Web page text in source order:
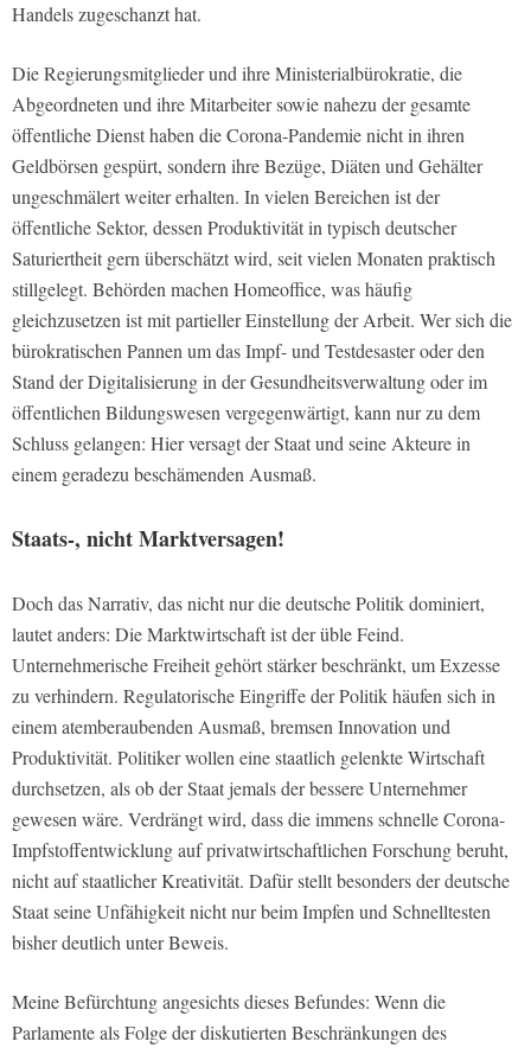
Handels zugeschanzt hat.
Die Regierungsmitglieder und ihre Ministerialbürokratie, die
Abgeordneten und ihre Mitarbeiter sowie nahezu der gesamte
öffentliche Dienst haben die Corona-Pandemie nicht in ihren
Geldbörsen gespürt, sondern ihre Bezüge, Diäten und Gehälter
ungeschmälert weiter erhalten. In vielen Bereichen ist der
öffentliche Sektor, dessen Produktivität in typisch deutscher
Saturiertheit gern überschätzt wird, seit vielen Monaten praktisch
stillgelegt. Behörden machen Homeoffice, was häufig
gleichzusetzen ist mit partieller Einstellung der Arbeit. Wer sich die
bürokratischen Pannen um das Impf- und Testdesaster oder den
Stand der Digitalisierung in der Gesundheitsverwaltung oder im
öffentlichen Bildungswesen vergegenwärtigt, kann nur zu dem
Schluss gelangen: Hier versagt der Staat und seine Akteure in
einem geradezu beschämenden Ausmaß.
Staats-, nicht Marktversagen!
Doch das Narrativ, das nicht nur die deutsche Politik dominiert,
lautet anders: Die Marktwirtschaft ist der üble Feind.
Unternehmerische Freiheit gehört stärker beschränkt, um Exzesse
zu verhindern. Regulatorische Eingriffe der Politik häufen sich in
einem atemberaubenden Ausmaß, bremsen Innovation und
Produktivität. Politiker wollen eine staatlich gelenkte Wirtschaft
durchsetzen, als ob der Staat jemals der bessere Unternehmer
gewesen wäre. Verdrängt wird, dass die immens schnelle Corona-
Impfstoffentwicklung auf privatwirtschaftlichen Forschung beruht,
nicht auf staatlicher Kreativität. Dafür stellt besonders der deutsche
Staat seine Unfähigkeit nicht nur beim Impfen und Schnelltesten
bisher deutlich unter Beweis.
Meine Befürchtung angesichts dieses Befundes: Wenn die
Parlamente als Folge der diskutierten Beschränkungen des